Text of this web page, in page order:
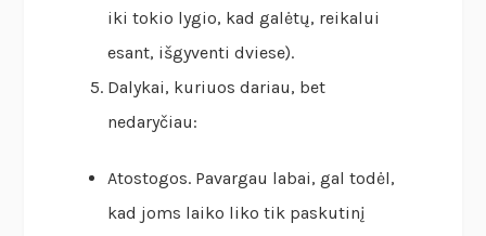
iki tokio lygio, kad galėtų, reikalui
esant, išgyventi dviese).
Dalykai, kuriuos dariau, bet
nedaryčiau:
Atostogos. Pavargau labai, gal todėl,
kad joms laiko liko tik paskutinį